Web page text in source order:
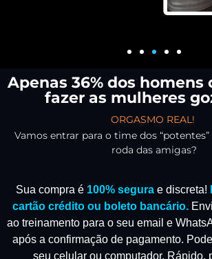
Apenas 36% dos homens
fazer as mulheres
ORGASMO REAL!
Vamos entrar para o time dos
roda das amigas?
Sua compra é 100% segura e discreta!
cartão crédito ou boleto bancário.
ao treinamento para o seu email e
após a confirmação de pagamento.
seu celular ou computador. Rápido,